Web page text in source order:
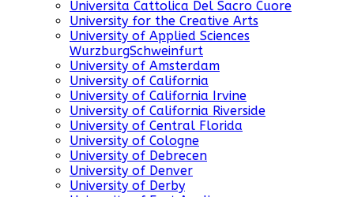
Universita Cattolica Del Sacro Cuore
University for the Creative Arts
University of Applied Sciences
WurzburgSchweinfurt
University of Amsterdam
University of California
University of California Irvine
University of California Riverside
University of Central Florida
University of Cologne
University of Debrecen
University of Denver
University of Derby